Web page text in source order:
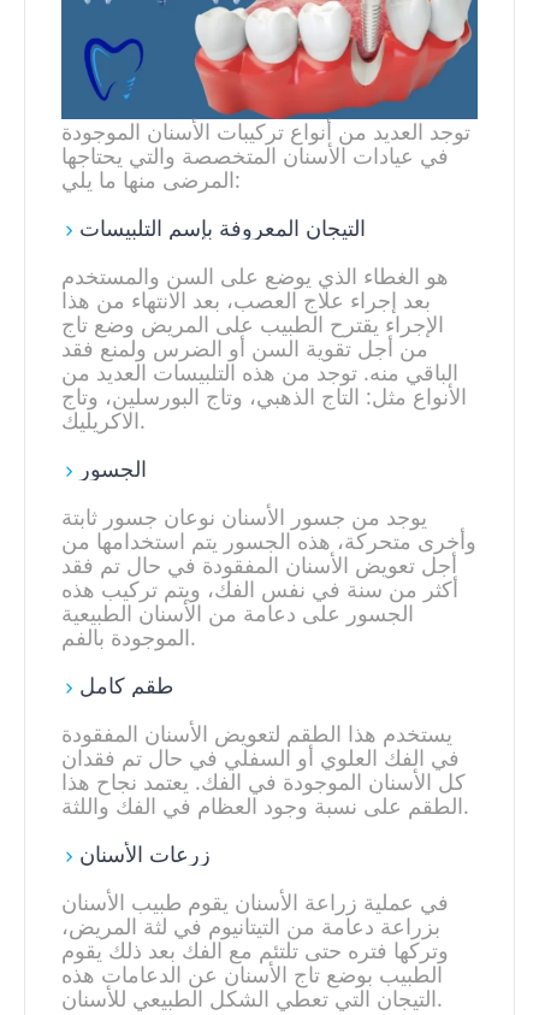
توجد العديد من أنواع تركيبات الأسنان الموجودة
في عيادات الأسنان المتخصصة والتي يحتاجها
المرضى منها ما يلي:
التيجان المعروفة بإسم التلبيسات
هو الغطاء الذي يوضع على السن والمستخدم
بعد إجراء علاج العصب، بعد الانتهاء من هذا
الإجراء يقترح الطبيب على المريض وضع تاج
من أجل تقوية السن أو الضرس ولمنع فقد
الباقي منه. توجد من هذه التلبيسات العديد من
الأنواع مثل: التاج الذهبي، وتاج البورسلين، وتاج
الاكريليك.
الجسور
يوجد من جسور الأسنان نوعان جسور ثابتة
وأخرى متحركة، هذه الجسور يتم استخدامها من
أجل تعويض الأسنان المفقودة في حال تم فقد
أكثر من سنة في نفس الفك، ويتم تركيب هذه
الجسور على دعامة من الأسنان الطبيعية
الموجودة بالفم.
طقم كامل
يستخدم هذا الطقم لتعويض الأسنان المفقودة
في الفك العلوي أو السفلي في حال تم فقدان
كل الأسنان الموجودة في الفك. يعتمد نجاح هذا
الطقم على نسبة وجود العظام في الفك واللثة.
زرعات الأسنان
في عملية زراعة الأسنان يقوم طبيب الأسنان
بزراعة دعامة من التيتانيوم في لثة المريض،
وتركها فتره حتى تلتئم مع الفك بعد ذلك يقوم
الطبيب بوضع تاج الأسنان عن الدعامات هذه
التيجان التي تعطي الشكل الطبيعي للأسنان.